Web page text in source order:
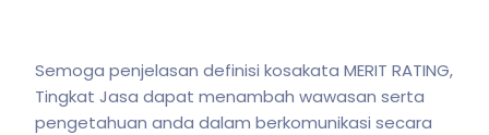
Semoga penjelasan definisi kosakata MERIT RATING,
Tingkat Jasa dapat menambah wawasan serta
pengetahuan anda dalam berkomunikasi secara